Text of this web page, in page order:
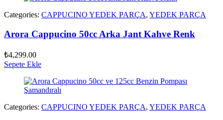
Categories: CAPPUCINO YEDEK PARÇA, YEDEK PARÇA
Arora Cappucino 50cc Arka Jant Kahve Renk
₺4,299.00
Sepete Ekle
Categories: CAPPUCINO YEDEK PARÇA, YEDEK PARÇA